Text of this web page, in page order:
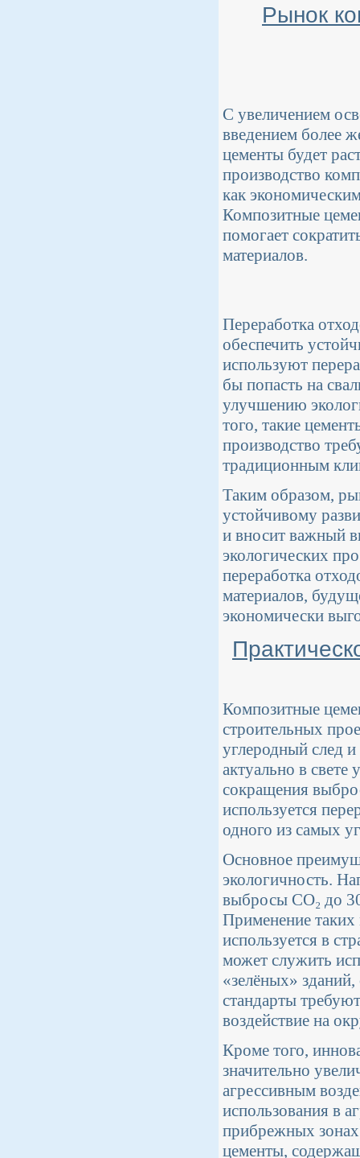
Рынок
С увеличением
введением более
цементы будет
производство
как
Композитные
помогает
материалов.
Переработка
обеспечить
используют
бы попасть на
улучшению
того, такие
производство
традиционным
Таким образом,
устойчивому
и вносит важный
экологических
переработка
материалов,
экономически
Композитные
строительных
углеродный след
актуально в
сокращения
используется
одного из самых
Основное
экологичность.
выбросы CO₂ до
Применение
используется в
может служить
«зелёных»
стандарты
воздействие на
Кроме того,
значительно
агрессивным
использования в
прибрежных
цементы,